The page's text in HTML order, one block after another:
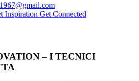
Inspiration Get Connected
– I TECNICI